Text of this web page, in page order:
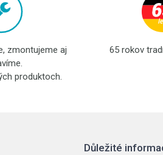
zmontujeme aj
produktoch.
65 rokov
Důležité